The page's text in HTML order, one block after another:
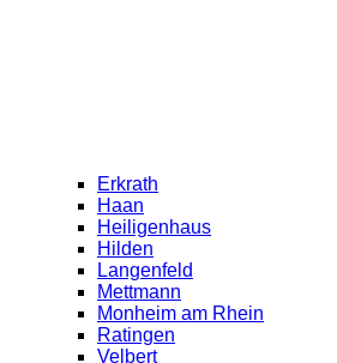
Erkrath
Haan
Heiligenhaus
Hilden
Langenfeld
Mettmann
Monheim am Rhein
Ratingen
Velbert